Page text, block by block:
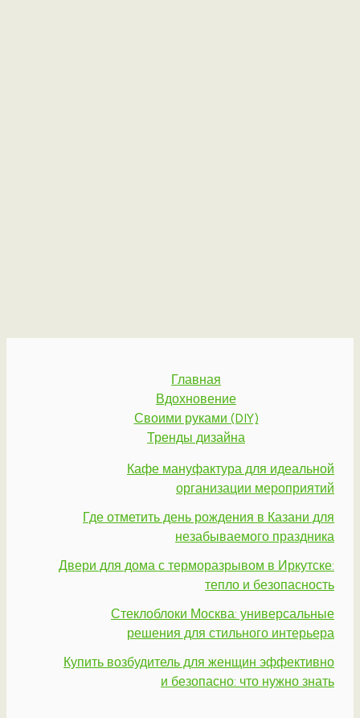
Главная
Вдохновение
Своими руками (DIY)
Тренды дизайна
Кафе мануфактура для идеальной
организации мероприятий
Где отметить день рождения в Казани для
незабываемого праздника
Двери для дома с терморазрывом в Иркутске:
тепло и безопасность
Стеклоблоки Москва: универсальные
решения для стильного интерьера
Купить возбудитель для женщин эффективно
и безопасно: что нужно знать